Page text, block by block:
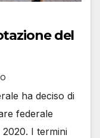
del
ha deciso di
federale
I termini